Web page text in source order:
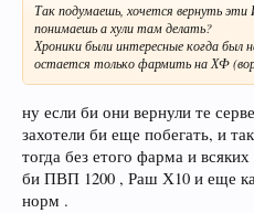
Так подумаешь, хочется вернуть
понимаешь а хули там делать?
Хроники были интересные когда был
остается только фармить на ХФ
ну если би они вернули те
захотели би еще побегать, и
тогда без етого фарма и
би ПВП 1200 , Раш Х10 и еще
норм .